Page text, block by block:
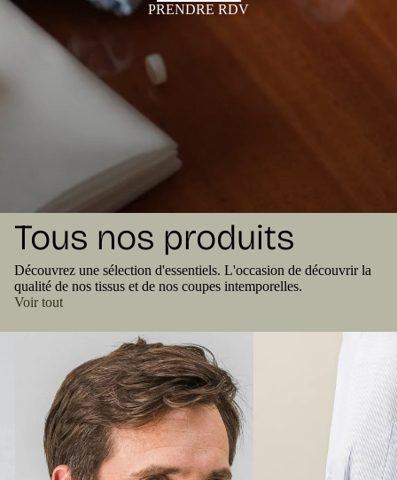
PRENDRE RDV
Tous nos produits
Découvrez une sélection d'essentiels. L'occasion de découvrir la
qualité de nos tissus et de nos coupes intemporelles.
Voir tout
Chemise Stella - CSITTW-BLU038 Chemise Stella -